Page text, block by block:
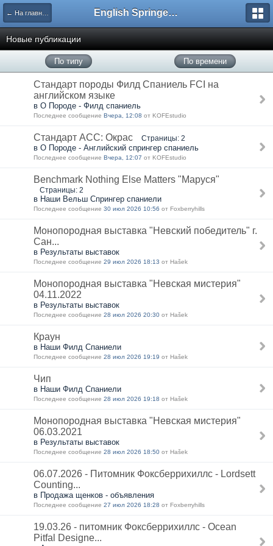
← На главную English Springer Spaniel Club
Новые публикации
По типу По времени
Стандарт породы Филд Спаниель FCI на
английском языке
в О Породе - Филд спаниель
Последнее сообщение Вчера, 12:08 от KOFEstudio
Стандарт АСС: Окрас Страницы: 2
в О Породе - Английский спрингер спаниель
Последнее сообщение Вчера, 12:07 от KOFEstudio
Benchmark Nothing Else Matters "Маруся"
Страницы: 2
в Наши Вельш Спрингер спаниели
Последнее сообщение 30 июл 2026 10:56 от Foxberryhills
Монопородная выставка "Невский победитель" г.
Сан...
в Результаты выставок
Последнее сообщение 29 июл 2026 18:13 от Hašek
Монопородная выставка "Невская мистерия"
04.11.2022
в Результаты выставок
Последнее сообщение 28 июл 2026 20:30 от Hašek
Краун
в Наши Филд Спаниели
Последнее сообщение 28 июл 2026 19:19 от Hašek
Чип
в Наши Филд Спаниели
Последнее сообщение 28 июл 2026 19:18 от Hašek
Монопородная выставка "Невская мистерия"
06.03.2021
в Результаты выставок
Последнее сообщение 28 июл 2026 18:50 от Hašek
06.07.2026 - Питомник Фоксберрихиллс - Lordsett
Counting...
в Продажа щенков - объявления
Последнее сообщение 27 июл 2026 18:28 от Foxberryhills
19.03.26 - питомник Фоксберрихиллс - Ocean
Pitfal Designe...